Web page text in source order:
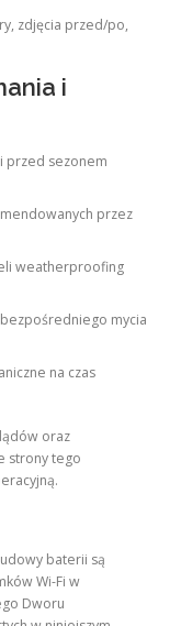
zdjęcia przed/po,
i
przed sezonem
przez
weatherproofing
mycia
na czas
oraz
strony tego
baterii są
Wi-Fi w
Dworu